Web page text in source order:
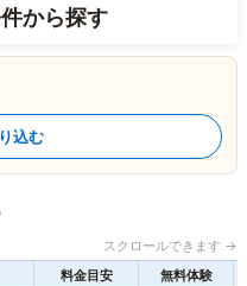
から探す
込む
スクロールできます →
料金目安 無料体験